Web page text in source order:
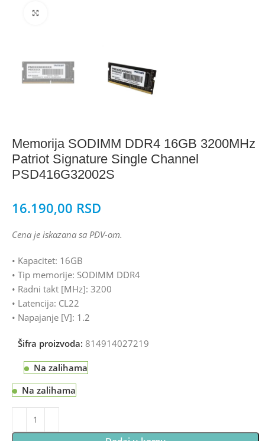
Memorija SODIMM DDR4 16GB 3200MHz
Patriot Signature Single Channel
PSD416G32002S
16.190,00 RSD
Cena je iskazana sa PDV-om.
• Kapacitet: 16GB
• Tip memorije: SODIMM DDR4
• Radni takt [MHz]: 3200
• Latencija: CL22
• Napajanje [V]: 1.2
Šifra proizvoda:814914027219
Na zalihama
Na zalihama